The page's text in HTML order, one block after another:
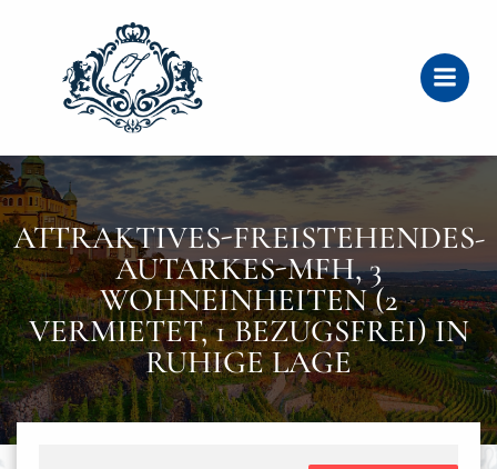
ATTRAKTIVES-FREISTEHENDES-
AUTARKES-MFH, 3
WOHNEINHEITEN (2
VERMIETET, 1 BEZUGSFREI) IN
RUHIGE LAGE